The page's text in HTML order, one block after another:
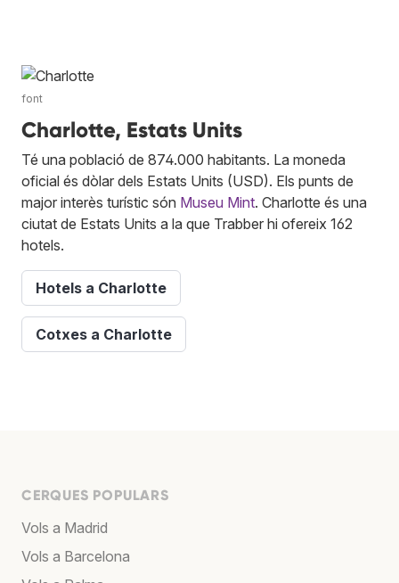
font
Charlotte, Estats Units
Té una població de 874.000 habitants. La moneda
oficial és dòlar dels Estats Units (USD). Els punts de
major interès turístic són Museu Mint. Charlotte és una
ciutat de Estats Units a la que Trabber hi ofereix 162
hotels.
Hotels a Charlotte
Cotxes a Charlotte
CERQUES POPULARS
Vols a Madrid
Vols a Barcelona